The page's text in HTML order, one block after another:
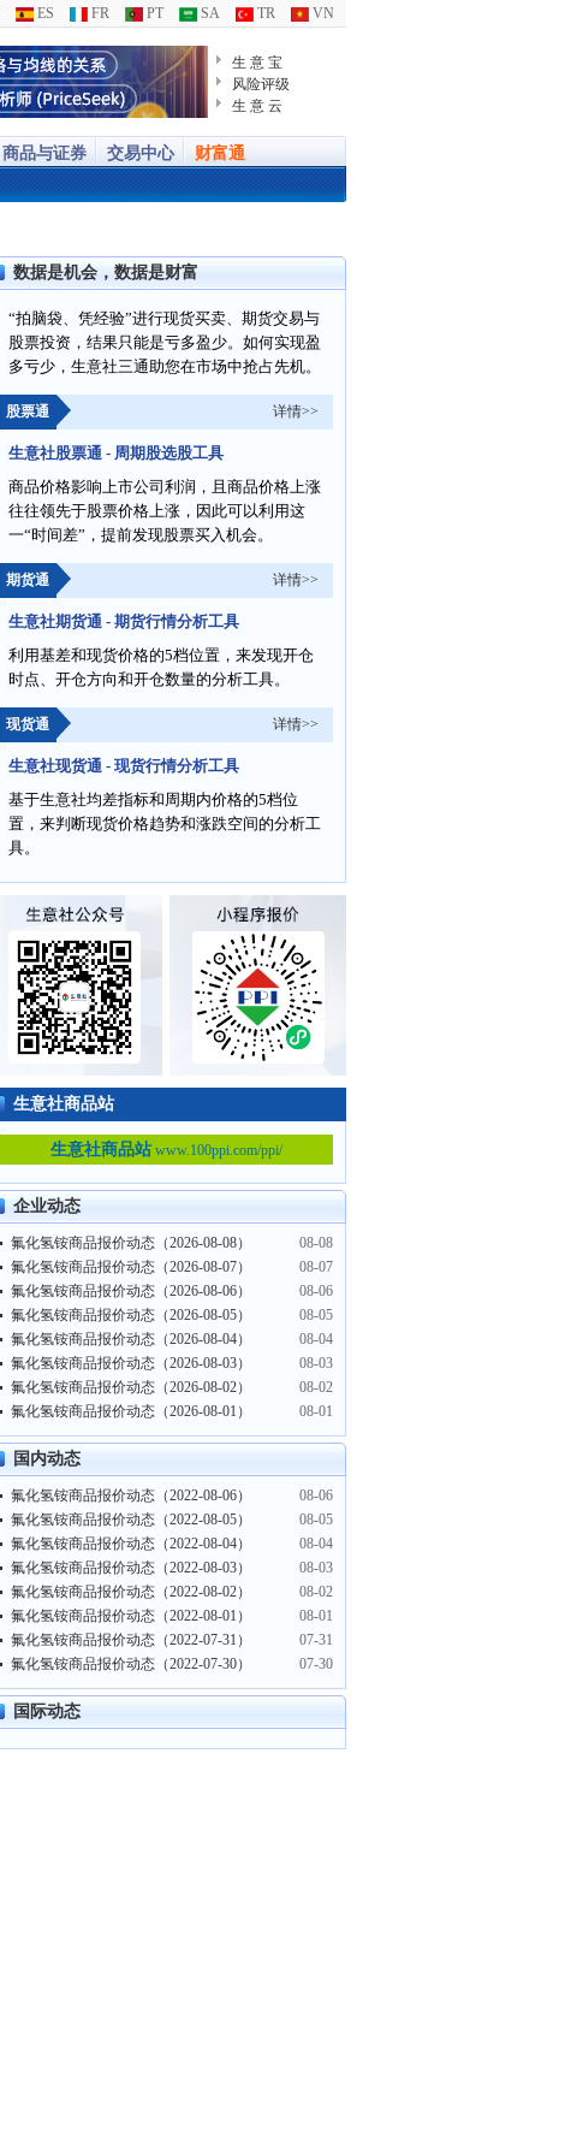
ES FR PT SA TR VN
生 意 宝
风险评级
生 意 云
商品与证券 交易中心 财富通
数据是机会，数据是财富
“拍脑袋、凭经验”进行现货买卖、期货交易与
股票投资，结果只能是亏多盈少。如何实现盈
多亏少，生意社三通助您在市场中抢占先机。
股票通 详情>>
生意社股票通 - 周期股选股工具
商品价格影响上市公司利润，且商品价格上涨
往往领先于股票价格上涨，因此可以利用这
一“时间差”，提前发现股票买入机会。
期货通 详情>>
生意社期货通 - 期货行情分析工具
利用基差和现货价格的5档位置，来发现开仓
时点、开仓方向和开仓数量的分析工具。
现货通 详情>>
生意社现货通 - 现货行情分析工具
基于生意社均差指标和周期内价格的5档位
置，来判断现货价格趋势和涨跌空间的分析工
具。
生意社商品站
生意社商品站www.100ppi.com/ppi/
企业动态
氟化氢铵商品报价动态（2026-08-08）
08-08
氟化氢铵商品报价动态（2026-08-07）
08-07
氟化氢铵商品报价动态（2026-08-06）
08-06
氟化氢铵商品报价动态（2026-08-05）
08-05
氟化氢铵商品报价动态（2026-08-04）
08-04
氟化氢铵商品报价动态（2026-08-03）
08-03
氟化氢铵商品报价动态（2026-08-02）
08-02
氟化氢铵商品报价动态（2026-08-01）
08-01
国内动态
氟化氢铵商品报价动态（2022-08-06）
08-06
氟化氢铵商品报价动态（2022-08-05）
08-05
氟化氢铵商品报价动态（2022-08-04）
08-04
氟化氢铵商品报价动态（2022-08-03）
08-03
氟化氢铵商品报价动态（2022-08-02）
08-02
氟化氢铵商品报价动态（2022-08-01）
08-01
氟化氢铵商品报价动态（2022-07-31）
07-31
氟化氢铵商品报价动态（2022-07-30）
07-30
国际动态